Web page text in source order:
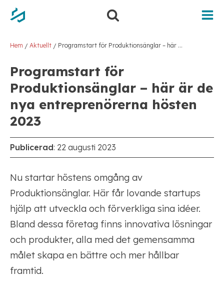
Hem / Aktuellt / Programstart för Produktionsänglar – här är de nya entreprenörerna hösten 2023
Programstart för
Produktionsänglar – här är de
nya entreprenörerna hösten
2023
Publicerad: 22 augusti 2023
Nu startar höstens omgång av
Produktionsänglar. Här får lovande startups
hjälp att utveckla och förverkliga sina idéer.
Bland dessa företag finns innovativa lösningar
och produkter, alla med det gemensamma
målet skapa en bättre och mer hållbar
framtid.